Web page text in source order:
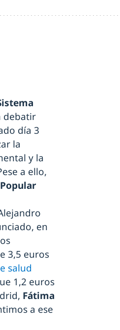
debatir
día 3
la
y la
a ello,
en
3,5 euros
salud
1,2 euros
Fátima
a ese